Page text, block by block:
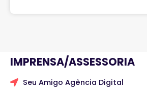
IMPRENSA/ASSESSORIA
Seu Amigo Agência Digital